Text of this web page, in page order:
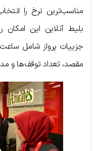
مناسب‌ترین نرخ را
بلیط آنلاین این امکان
جزییات پرواز شامل
مقصد، تعداد توقف‌ها و